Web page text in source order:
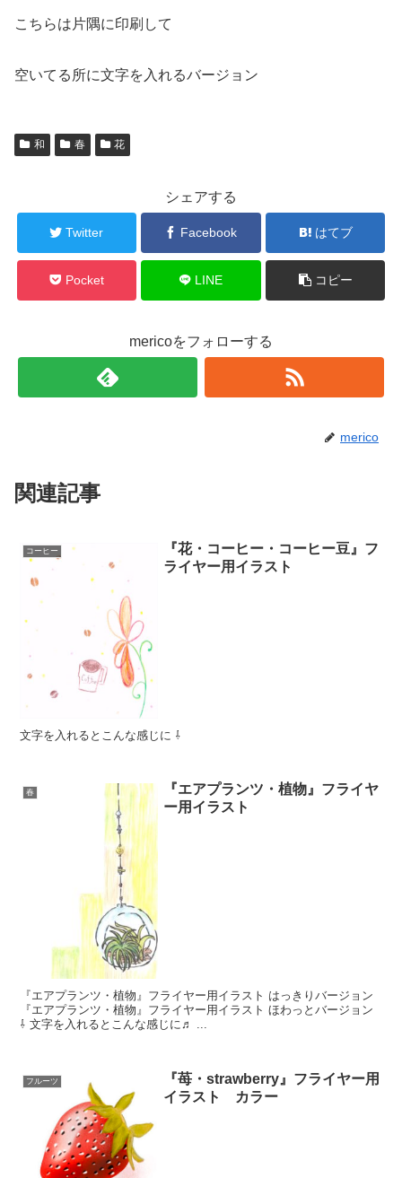
こちらは片隅に印刷して
空いてる所に文字を入れるバージョン
和 春 花
シェアする
Twitter Facebook はてブ
Pocket LINE コピー
mericoをフォローする
merico
関連記事
コーヒー
『花・コーヒー・コーヒー豆』フ
ライヤー用イラスト
文字を入れるとこんな感じに ⇩
春
『エアプランツ・植物』フライヤ
ー用イラスト
『エアプランツ・植物』フライヤー用イラスト はっきりバージョン
『エアプランツ・植物』フライヤー用イラスト ほわっとバージョン
⇩ 文字を入れるとこんな感じに♬ ...
フルーツ
『苺・strawberry』フライヤー用
イラスト カラー